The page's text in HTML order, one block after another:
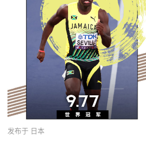
发布于 日本